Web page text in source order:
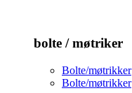
bolte / møtriker
Bolte/møtrikker
Bolte/møtrikker